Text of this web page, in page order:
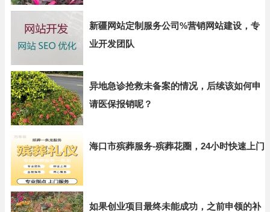
新疆网站定制服务公司%营销网站建设，专
业开发团队
异地急诊抢救未备案的情况，后续该如何申
请医保报销呢？
海口市殡葬服务-殡葬花圈，24小时快速上门
如果创业项目最终未能成功，之前申领的补